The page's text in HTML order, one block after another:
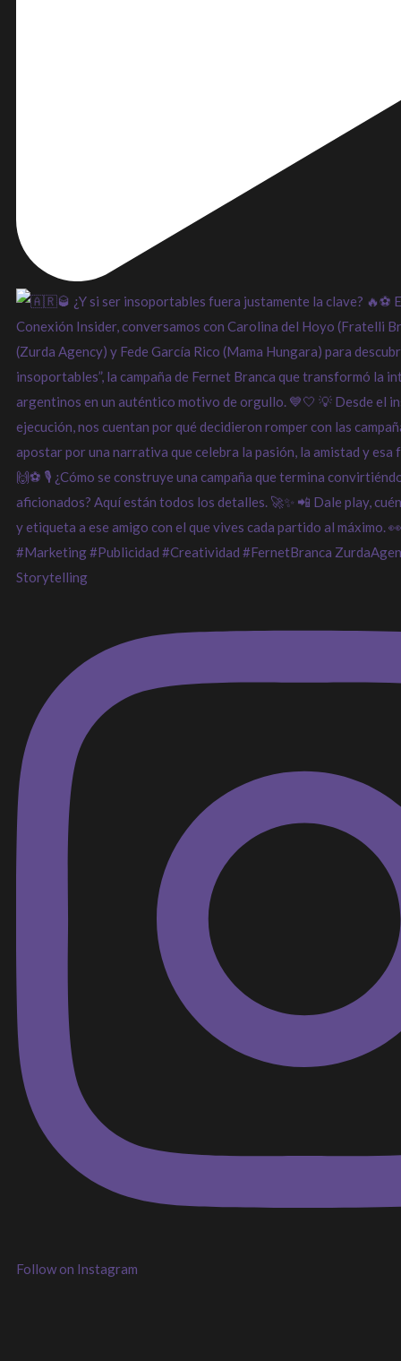
Follow on Instagram